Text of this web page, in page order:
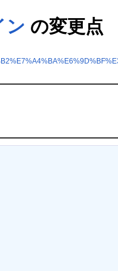
ン の変更点